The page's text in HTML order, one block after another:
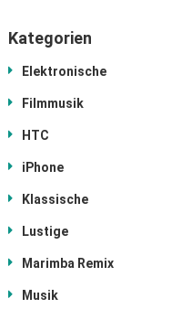
Kategorien
Elektronische
Filmmusik
HTC
iPhone
Klassische
Lustige
Marimba Remix
Musik